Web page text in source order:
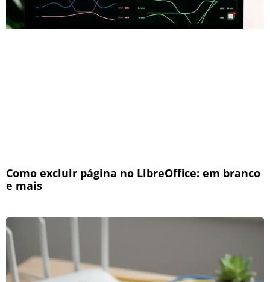
Como excluir página no LibreOffice: em branco
e mais